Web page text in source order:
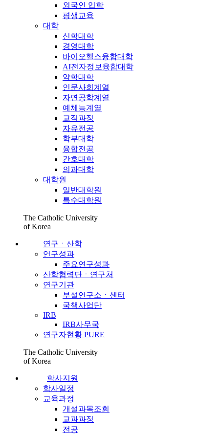
외국인 입학
평생교육
대학
신학대학
경영대학
바이오헬스융합대학
AI전자정보융합대학
약학대학
인문사회계열
자연공학계열
예체능계열
교직과정
자유전공
학부대학
융합전공
간호대학
의과대학
대학원
일반대학원
특수대학원
The Catholic University
of Korea
연구ㆍ산학
연구성과
주요연구성과
산학협력단ㆍ연구처
연구기관
부설연구소ㆍ센터
국책사업단
IRB
IRB사무국
연구자현황 PURE
The Catholic University
of Korea
학사지원
학사일정
교육과정
개설과목조회
교과과정
전공